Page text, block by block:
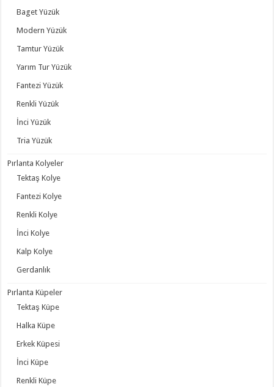
Baget Yüzük
Modern Yüzük
Tamtur Yüzük
Yarım Tur Yüzük
Fantezi Yüzük
Renkli Yüzük
İnci Yüzük
Tria Yüzük
Pırlanta Kolyeler
Tektaş Kolye
Fantezi Kolye
Renkli Kolye
İnci Kolye
Kalp Kolye
Gerdanlık
Pırlanta Küpeler
Tektaş Küpe
Halka Küpe
Erkek Küpesi
İnci Küpe
Renkli Küpe